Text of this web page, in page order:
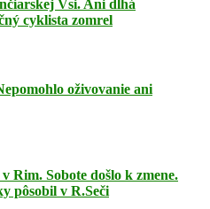
Vsi. Ani dlhá
cyklista zomrel
oživovanie ani
Rim. Sobote došlo k zmene.
pôsobil v R.Seči